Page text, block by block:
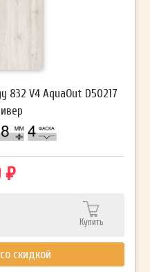
V4 AquaOut D50217
₽
Купить
скидкой